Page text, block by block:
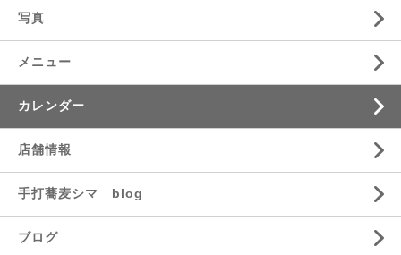
写真
メニュー
カレンダー
店舗情報
手打蕎麦シマ blog
ブログ